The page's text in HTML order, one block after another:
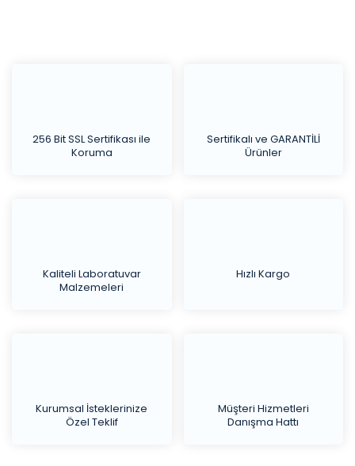
256 Bit SSL Sertifikası ile
Koruma
Sertifikalı ve GARANTİLİ
Ürünler
Kaliteli Laboratuvar
Malzemeleri
Hızlı Kargo
Kurumsal İsteklerinize
Özel Teklif
Müşteri Hizmetleri
Danışma Hattı